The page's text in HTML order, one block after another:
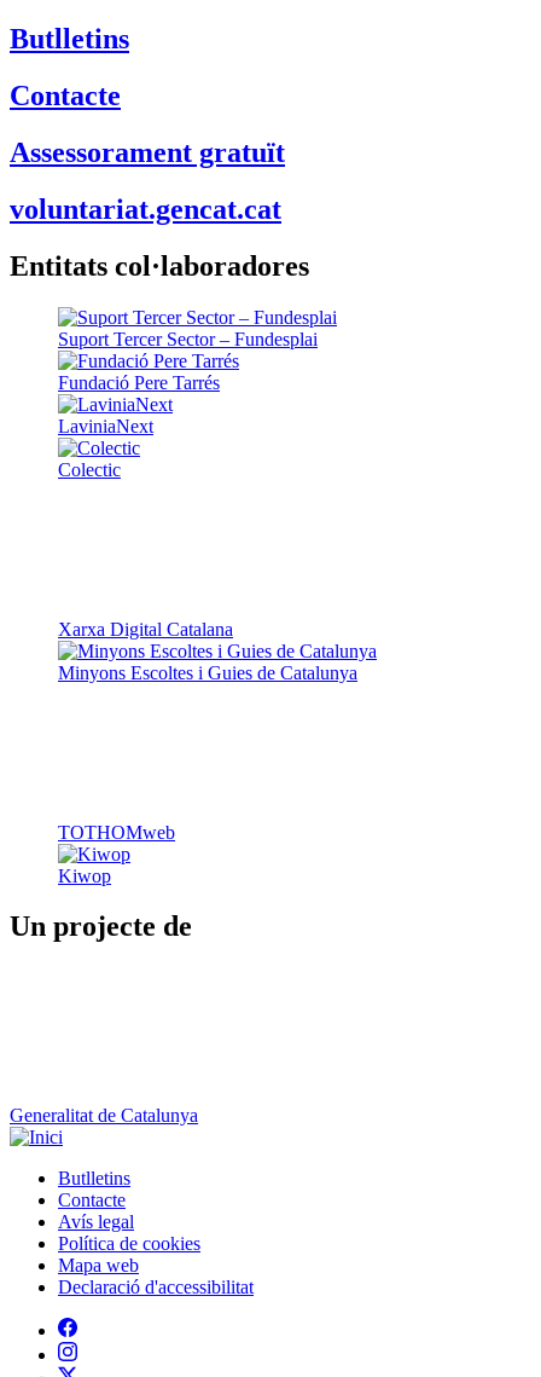
Butlletins
Contacte
Assessorament gratuït
voluntariat.gencat.cat
Entitats col·laboradores
Suport Tercer Sector – Fundesplai
Fundació Pere Tarrés
LaviniaNext
Colectic
Xarxa Digital Catalana
Minyons Escoltes i Guies de Catalunya
TOTHOMweb
Kiwop
Un projecte de
Avís legal
Política de cookies
Mapa web
Declaració d'accessibilitat